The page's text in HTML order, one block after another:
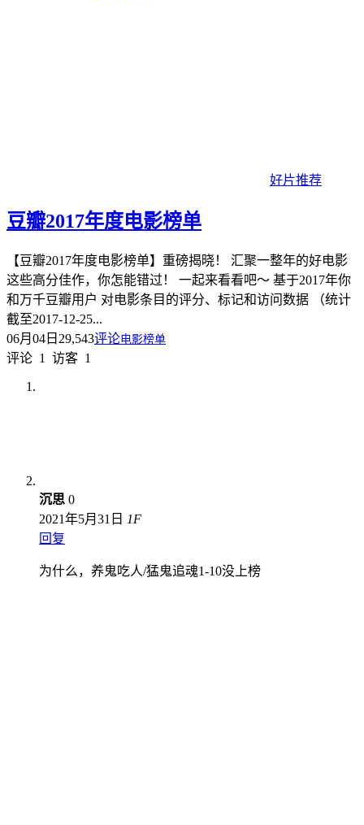
好片推荐
豆瓣2017年度电影榜单
【豆瓣2017年度电影榜单】重磅揭晓！ 汇聚一整年的好电影
这些高分佳作，你怎能错过！ 一起来看看吧～ 基于2017年你
和万千豆瓣用户 对电影条目的评分、标记和访问数据 （统计
截至2017-12-25...
06月04日 29,543评论电影榜单
评论 1 访客 1
沉思 0
2021年5月31日 1F
回复
为什么，养鬼吃人/猛鬼追魂1-10没上榜